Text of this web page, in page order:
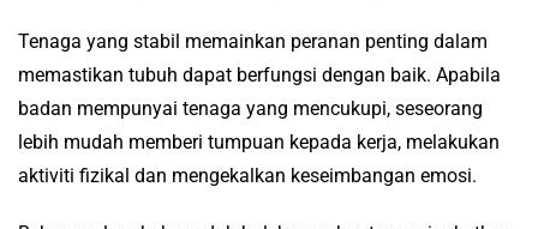
Tenaga yang stabil memainkan peranan penting dalam
memastikan tubuh dapat berfungsi dengan baik. Apabila
badan mempunyai tenaga yang mencukupi, seseorang
lebih mudah memberi tumpuan kepada kerja, melakukan
aktiviti fizikal dan mengekalkan keseimbangan emosi.